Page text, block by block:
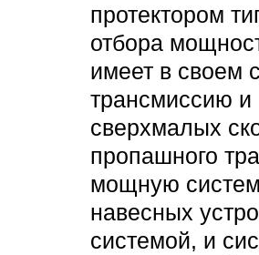
протектором
отбора
имеет в своем
трансмиссию
сверхмалых
пропашного
мощную
навесных
системой, и